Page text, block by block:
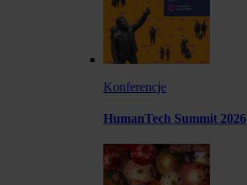
Konferencje
HumanTech Summit 2026